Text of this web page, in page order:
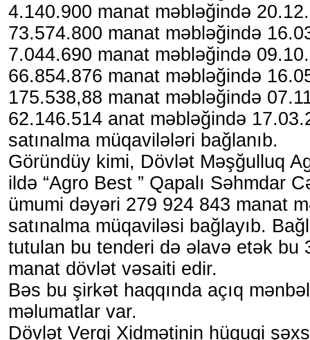
4.140.900 manat məbləğində
73.574.800 manat məbləğində
7.044.690 manat məbləğində
66.854.876 manat məbləğində
175.538,88 manat məbləğində
62.146.514 anat məbləğində
satınalma müqavilələri bağlanıb.
Göründüy kimi, Dövlət Məşğulluq
ildə “Agro Best ” Qapalı Səhmdar
ümumi dəyəri 279 924 843 manat
satınalma müqaviləsi bağlayıb.
tutulan bu tenderi də əlavə etək bu
manat dövlət vəsaiti edir.
Bəs bu şirkət haqqında açıq
məlumatlar var.
Dövlət Vergi Xidmətinin hüquqi